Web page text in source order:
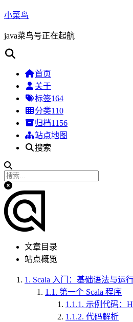
小菜鸟
java菜鸟号正在起航
首页
关于
标签164
分类110
归档1156
站点地图
搜索
文章目录
站点概览
1. Scala 入门：基础语法与运
1.1. 第一个 Scala 程序
1.1.1. 示例代码：
1.1.2. 代码解析